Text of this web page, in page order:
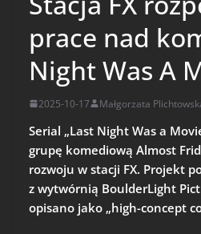
prace nad
Night Was A
2025-10-17 Małgorzata
Serial „Last Night Was a
grupę komediową Almost
rozwoju w stacji FX. Projekt
z wytwórnią BoulderLight
opisano jako „high-concept